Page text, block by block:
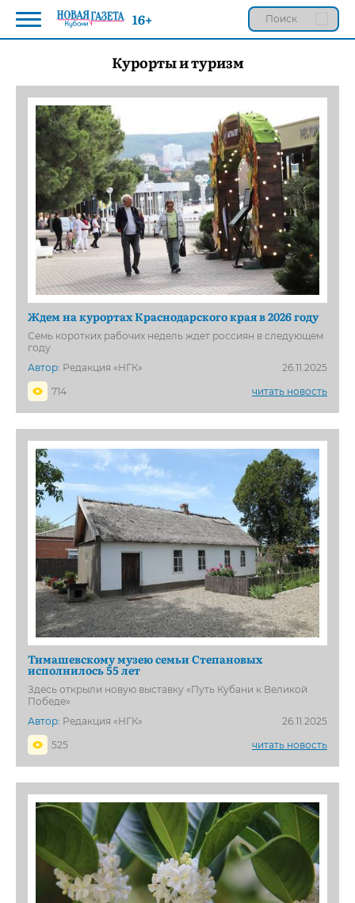
Курорты и туризм
Ждем на курортах Краснодарского края в 2026 году
Семь коротких рабочих недель ждет россиян в следующем
году
Автор: Редакция «НГК»
26.11.2025
714
читать новость
Тимашевскому музею семьи Степановых
исполнилось 55 лет
Здесь открыли новую выставку «Путь Кубани к Великой
Победе»
Автор: Редакция «НГК»
26.11.2025
525
читать новость
16+